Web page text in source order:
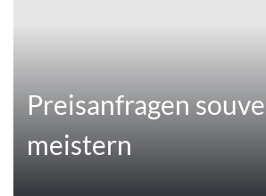
Preisanfragen
meistern